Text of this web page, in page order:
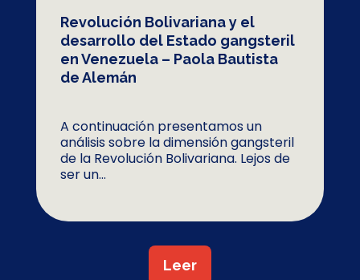
Revolución Bolivariana y el
desarrollo del Estado gangsteril
en Venezuela – Paola Bautista
de Alemán
A continuación presentamos un
análisis sobre la dimensión gangsteril
de la Revolución Bolivariana. Lejos de
ser un...
Leer